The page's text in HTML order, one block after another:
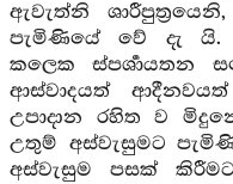
ඇවැත්නි
පැමිණියේ වේ දැ
කලෙක ස්පර්‍ශායතන
ආස්වාදයත්
උපාදාන රහිත ව
උතුම් අස්වැසුමට
අස්වැසුම පසක්